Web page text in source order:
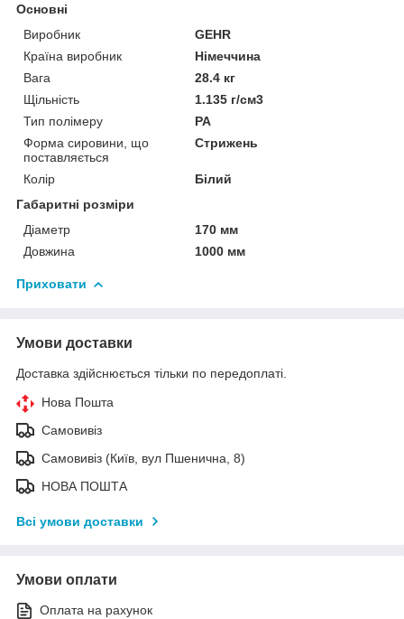
Основні
Виробник
GEHR
Країна виробник
Німеччина
Вага
28.4 кг
Щільність
1.135 г/см3
Тип полімеру
PA
Форма сировини, що
поставляється
Стрижень
Колір
Білий
Габаритні розміри
Діаметр
170 мм
Довжина
1000 мм
Приховати
Умови доставки
Доставка здійснюється тільки по передоплаті.
Нова Пошта
Самовивіз
Самовивіз (Київ, вул Пшенична, 8)
НОВА ПОШТА
Всі умови доставки
Умови оплати
Оплата на рахунок